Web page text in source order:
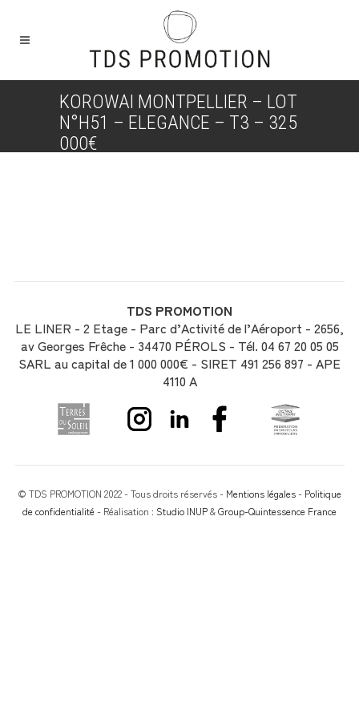
KOROWAI MONTPELLIER – LOT
N°H51 – ELEGANCE – T3 – 325
000€
TDS PROMOTION
LE LINER - 2 Etage - Parc d’Activité de l’Aéroport - 2656,
av Georges Frêche - 34470 PÉROLS - Tél. 04 67 20 05 05
SARL au capital de 1 000 000€ - SIRET 491 256 897 - APE
4110 A
© TDS PROMOTION 2022 - Tous droits réservés - Mentions légales- Politique
de confidentialité - Réalisation : Studio INUP&Group-Quintessence France